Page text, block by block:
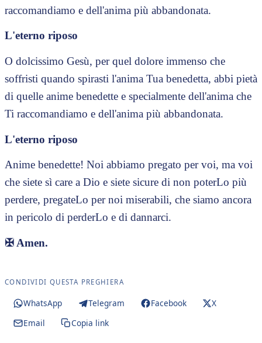
raccomandiamo e dell'anima più abbandonata.
L'eterno riposo
O dolcissimo Gesù, per quel dolore immenso che
soffristi quando spirasti l'anima Tua benedetta, abbi pietà
di quelle anime benedette e specialmente dell'anima che
Ti raccomandiamo e dell'anima più abbandonata.
L'eterno riposo
Anime benedette! Noi abbiamo pregato per voi, ma voi
che siete sì care a Dio e siete sicure di non poterLo più
perdere, pregateLo per noi miserabili, che siamo ancora
in pericolo di perderLo e di dannarci.
✠ Amen.
CONDIVIDI QUESTA PREGHIERA
WhatsApp Telegram Facebook
X
Email
Copia link